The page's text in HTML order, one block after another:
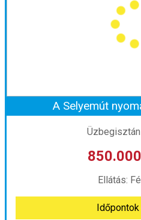
Körutazás
Utazás módja:
Ellátás:
Kétágyas
Időpont:
már
Időpontok
A Selyemút
Ellátás: